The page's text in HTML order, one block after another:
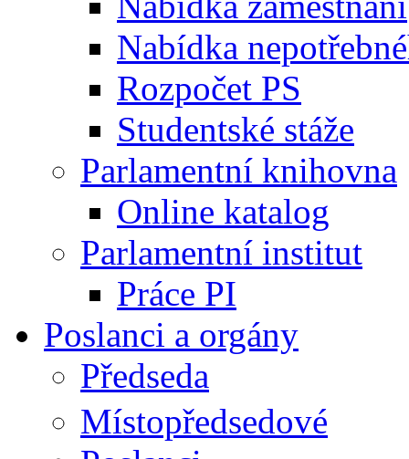
Nabídka
Rozpočet PS
Studentské stáže
Parlamentní knihovna
Online katalog
Parlamentní institut
Práce PI
Poslanci a orgány
Předseda
Místopředsedové